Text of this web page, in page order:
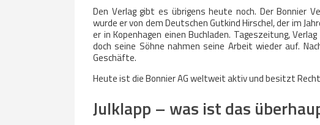
Den Verlag gibt es übrigens heute noch. Der Bonnier
wurde er von dem Deutschen Gutkind Hirschel, der im
er in Kopenhagen einen Buchladen. Tageszeitung,
doch seine Söhne nahmen seine Arbeit wieder auf.
Geschäfte.
Heute ist die Bonnier AG weltweit aktiv und besitzt
Julklapp – was ist das